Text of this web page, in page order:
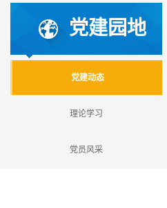
党建园地
党建动态
理论学习
党员风采